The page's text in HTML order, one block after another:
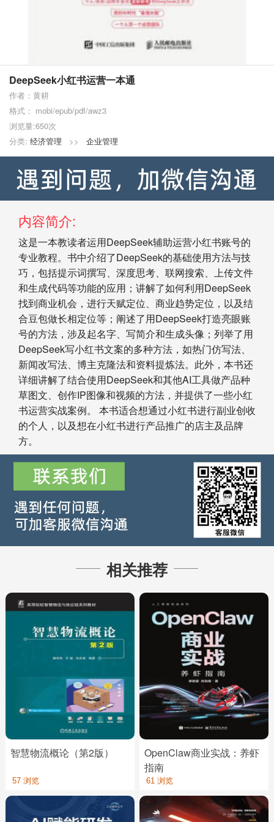
DeepSeek小红书运营一本通
作者：黄耕
格式： mobi/epub/pdf/awz3
浏览量:650次
分类: 经济管理 >> 企业管理
内容简介:
这是一本教读者运用DeepSeek辅助运营小红书账号的
专业教程。书中介绍了DeepSeek的基础使用方法与技
巧，包括提示词撰写、深度思考、联网搜索、上传文件
和生成代码等功能的应用；讲解了如何利用DeepSeek
找到商业机会，进行天赋定位、商业趋势定位，以及结
合豆包做长相定位等；阐述了用DeepSeek打造亮眼账
号的方法，涉及起名字、写简介和生成头像；列举了用
DeepSeek写小红书文案的多种方法，如热门仿写法、
新闻改写法、博主克隆法和资料提炼法。此外，本书还
详细讲解了结合使用DeepSeek和其他AI工具做产品种
草图文、创作IP图像和视频的方法，并提供了一些小红
书运营实战案例。 本书适合想通过小红书进行副业创收
的个人，以及想在小红书进行产品推广的店主及品牌
方。
相关推荐
智慧物流概论（第2版）
57 浏览
OpenClaw商业实战：养虾
指南
61 浏览